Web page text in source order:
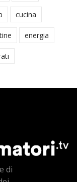
cucina
energia
di